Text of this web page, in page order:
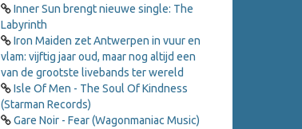
Inner Sun brengt nieuwe single: The
Labyrinth
Iron Maiden zet Antwerpen in vuur en
vlam: vijftig jaar oud, maar nog altijd een
van de grootste livebands ter wereld
Isle Of Men - The Soul Of Kindness
(Starman Records)
Gare Noir - Fear (Wagonmaniac Music)